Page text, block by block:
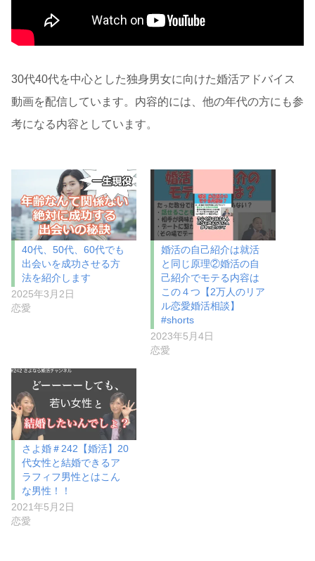
30代40代を中心とした独身男女に向けた婚活アドバイス
動画を配信しています。内容的には、他の年代の方にも参
考になる内容としています。
40代、50代、60代でも
出会いを成功させる方
法を紹介します
2025年3月2日
恋愛
婚活の自己紹介は就活
と同じ原理②婚活の自
己紹介でモテる内容は
この４つ【2万人のリア
ル恋愛婚活相談】
#shorts
2023年5月4日
恋愛
さよ婚＃242【婚活】20
代女性と結婚できるア
ラフィフ男性とはこん
な男性！！
2021年5月2日
恋愛